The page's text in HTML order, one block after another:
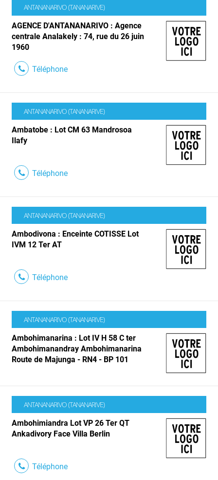
ANTANANARIVO (TANANARIVE)
AGENCE D'ANTANANARIVO : Agence
centrale Analakely : 74, rue du 26 juin
1960
Téléphone
ANTANANARIVO (TANANARIVE)
Ambatobe : Lot CM 63 Mandrosoa
Ilafy
Téléphone
ANTANANARIVO (TANANARIVE)
Ambodivona : Enceinte COTISSE Lot
IVM 12 Ter AT
Téléphone
ANTANANARIVO (TANANARIVE)
Ambohimanarina : Lot IV H 58 C ter
Ambohimanandray Ambohimanarina
Route de Majunga - RN4 - BP 101
ANTANANARIVO (TANANARIVE)
Ambohimiandra Lot VP 26 Ter QT
Ankadivory Face Villa Berlin
Téléphone